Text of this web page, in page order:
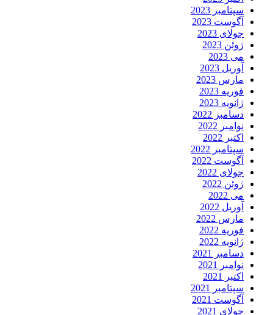
سپتامبر 2023
آگوست 2023
جولای 2023
ژوئن 2023
می 2023
آوریل 2023
مارس 2023
فوریه 2023
ژانویه 2023
دسامبر 2022
نوامبر 2022
اکتبر 2022
سپتامبر 2022
آگوست 2022
جولای 2022
ژوئن 2022
می 2022
آوریل 2022
مارس 2022
فوریه 2022
ژانویه 2022
دسامبر 2021
نوامبر 2021
اکتبر 2021
سپتامبر 2021
آگوست 2021
جولای 2021